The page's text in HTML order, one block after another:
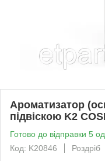
Ароматизатор
підвіскою K2
Готово до відправки 5 од.
Код: K20846
Роздріб